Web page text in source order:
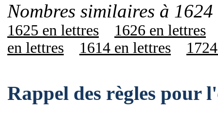
Nombres similaires à
1625 en lettres
1626 en lettres
en lettres
1614 en lettres
Rappel des règles pour